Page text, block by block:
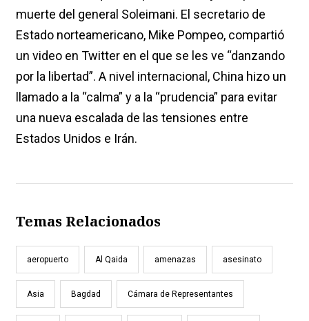
muerte del general Soleimani. El secretario de
Estado norteamericano, Mike Pompeo, compartió
un video en Twitter en el que se les ve “danzando
por la libertad”. A nivel internacional, China hizo un
llamado a la “calma” y a la “prudencia” para evitar
una nueva escalada de las tensiones entre
Estados Unidos e Irán.
Temas Relacionados
aeropuerto Al Qaida amenazas asesinato
Asia Bagdad Cámara de Representantes